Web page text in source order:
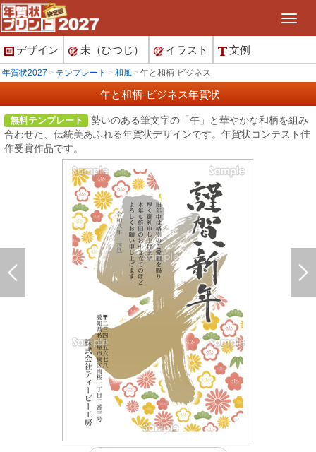
デザイン 未（ひつじ） イラスト 文例
年賀状2027 テンプレート 和風 午と和柄-ビジネス
午と和柄-ビジネス年賀状
無料テンプレート
勢いのある筆文字の「午」と華やかな和柄を組み
合わせた、伝統美あふれる年賀状デザインです。年賀状コンテスト佳
作受賞作品です。